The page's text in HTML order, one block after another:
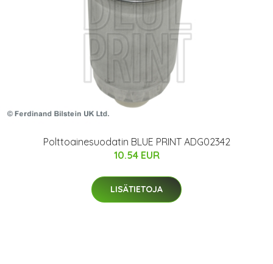
Polttoainesuodatin BLUE PRINT ADG02342
10.54 EUR
LISÄTIETOJA